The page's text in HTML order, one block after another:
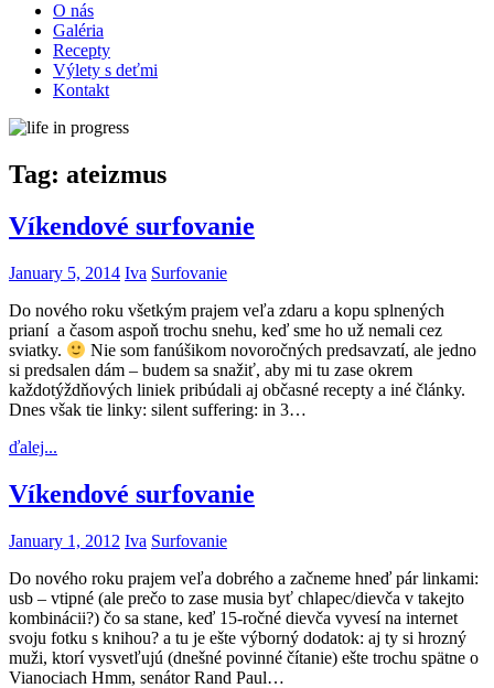
O nás
Galéria
Recepty
Výlety s deťmi
Kontakt
Tag: ateizmus
Víkendové surfovanie
January 5, 2014 Iva Surfovanie
Do nového roku všetkým prajem veľa zdaru a kopu splnených
prianí a časom aspoň trochu snehu, keď sme ho už nemali cez
sviatky.
Nie som fanúšikom novoročných predsavzatí, ale jedno
si predsalen dám – budem sa snažiť, aby mi tu zase okrem
každotýždňových liniek pribúdali aj občasné recepty a iné články.
Dnes však tie linky: silent suffering: in 3…
ďalej...
Víkendové surfovanie
January 1, 2012 Iva Surfovanie
Do nového roku prajem veľa dobrého a začneme hneď pár linkami:
usb – vtipné (ale prečo to zase musia byť chlapec/dievča v takejto
kombinácii?) čo sa stane, keď 15-ročné dievča vyvesí na internet
svoju fotku s knihou? a tu je ešte výborný dodatok: aj ty si hrozný
muži, ktorí vysvetľujú (dnešné povinné čítanie) ešte trochu spätne o
Vianociach Hmm, senátor Rand Paul…